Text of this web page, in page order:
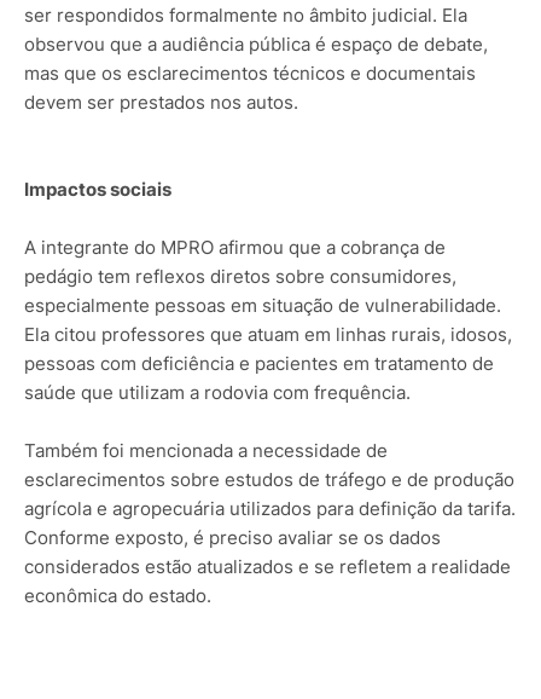
ser respondidos formalmente no âmbito judicial. Ela
observou que a audiência pública é espaço de debate,
mas que os esclarecimentos técnicos e documentais
devem ser prestados nos autos.
Impactos sociais
A integrante do MPRO afirmou que a cobrança de
pedágio tem reflexos diretos sobre consumidores,
especialmente pessoas em situação de vulnerabilidade.
Ela citou professores que atuam em linhas rurais, idosos,
pessoas com deficiência e pacientes em tratamento de
saúde que utilizam a rodovia com frequência.
Também foi mencionada a necessidade de
esclarecimentos sobre estudos de tráfego e de produção
agrícola e agropecuária utilizados para definição da tarifa.
Conforme exposto, é preciso avaliar se os dados
considerados estão atualizados e se refletem a realidade
econômica do estado.